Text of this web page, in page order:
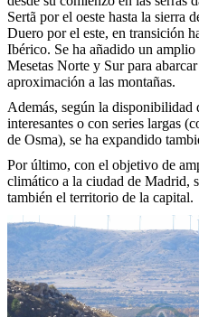
Sertã por el oeste hasta la sierra
Duero por el este, en transición
Ibérico. Se ha añadido un
Mesetas Norte y Sur para
aproximación a las montañas.
Además, según la disponibilidad
interesantes o con series largas
de Osma), se ha expandido
Por último, con el objetivo de
climático a la ciudad de Madrid,
también el territorio de la capital.